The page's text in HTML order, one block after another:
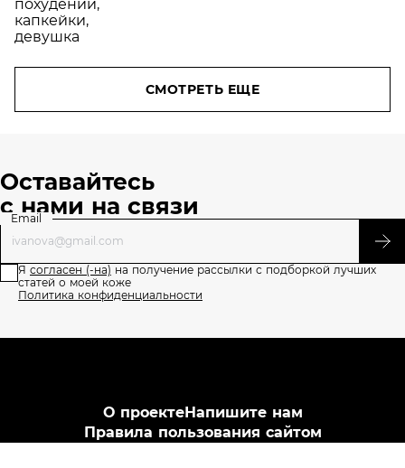
СМОТРЕТЬ ЕЩЕ
Оставайтесь
с нами на связи
Email
Я согласен (-на) на получение рассылки с подборкой лучших
статей о моей коже
Политика конфиденциальности
О проектеНапишите нам
Правила пользования сайтом